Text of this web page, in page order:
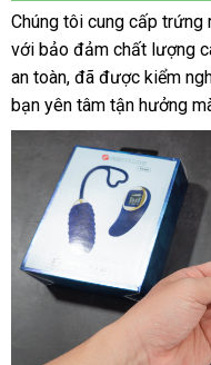
Vivian
10
Chế
Độ
Điều
Khiển
Kích
Thích
Mua
Ngay
Chúng tôi cung cấp trứng
với bảo đảm chất lượng
an toàn, đã được kiểm
bạn yên tâm tận hưởng